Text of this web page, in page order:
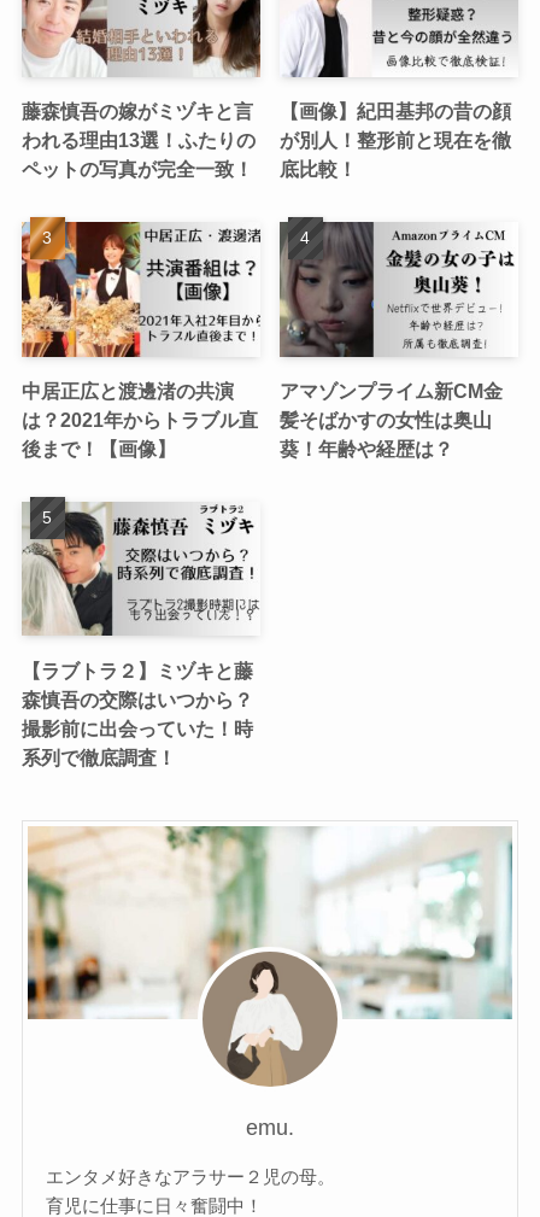
藤森慎吾の嫁がミヅキと言
われる理由13選！ふたりの
ペットの写真が完全一致！
【画像】紀田基邦の昔の顔
が別人！整形前と現在を徹
底比較！
中居正広と渡邊渚の共演
は？2021年からトラブル直
後まで！【画像】
アマゾンプライム新CM金
髪そばかすの女性は奥山
葵！年齢や経歴は？
【ラブトラ２】ミヅキと藤
森慎吾の交際はいつから？
撮影前に出会っていた！時
系列で徹底調査！
emu.
エンタメ好きなアラサー２児の母。
育児に仕事に日々奮闘中！